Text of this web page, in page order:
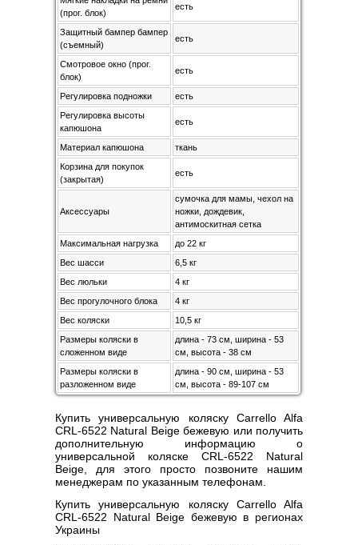
(прог. блок)
есть
Защитный бампер бампер
(съемный)
есть
Смотровое окно (прог.
блок)
есть
Регулировка подножки
есть
Регулировка высоты
капюшона
есть
Материал капюшона
ткань
Корзина для покупок
(закрытая)
есть
Аксессуары
сумочка для мамы, чехол на
ножки, дождевик,
антимоскитная сетка
Максимальная нагрузка
до 22 кг
Вес шасси
6,5 кг
Вес люльки
4 кг
Вес прогулочного блока
4 кг
Вес коляски
10,5 кг
Размеры коляски в
сложенном виде
длина - 73 см, ширина - 53
см, высота - 38 см
Размеры коляски в
разложенном виде
длина - 90 см, ширина - 53
см, высота - 89-107 см
Купить универсальную коляску Carrello Alfa
CRL-6522 Natural Beige бежевую или получить
дополнительную информацию о
универсальной коляске CRL-6522 Natural
Beige, для этого просто позвоните нашим
менеджерам по указанным телефонам.
Купить универсальную коляску Carrello Alfa
CRL-6522 Natural Beige бежевую в регионах
Украины